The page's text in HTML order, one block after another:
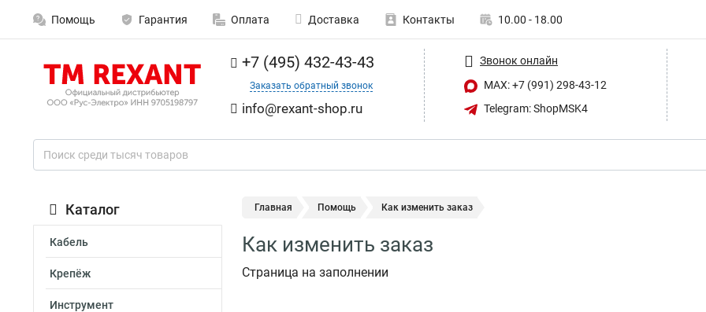
Помощь Гарантия Оплата Доставка Контакты 10.00 - 18.00
+7 (495) 432-43-43
Заказать обратный звонок
info@rexant-shop.ru
Звонок онлайн
MAX: +7 (991) 298-43-12
Telegram: ShopMSK4
Каталог
Кабель
Крепёж
Инструмент
Главная Помощь Как изменить заказ
Как изменить заказ
Страница на заполнении